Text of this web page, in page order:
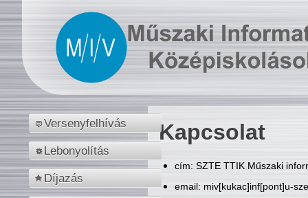
Versenyfelhívás
Lebonyolítás
Díjazás
Kapcsolat
cím: SZTE TTIK Műszaki
email: miv[kukac]inf[pont]u-